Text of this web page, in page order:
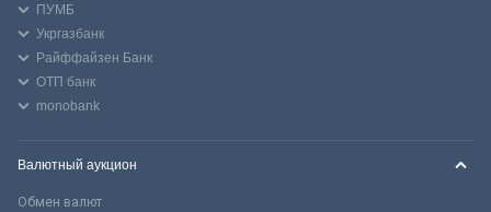
ПУМБ
Укргазбанк
Райффайзен Банк
ОТП банк
monobank
Валютный аукцион
Обмен валют